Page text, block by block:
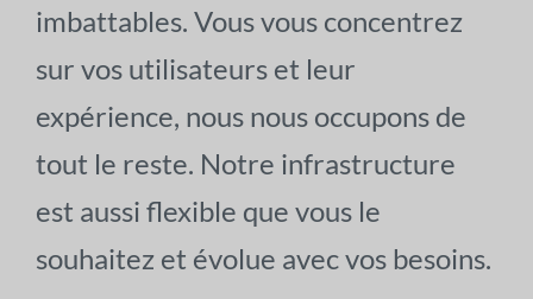
imbattables. Vous vous concentrez
sur vos utilisateurs et leur
expérience, nous nous occupons de
tout le reste. Notre infrastructure
est aussi flexible que vous le
souhaitez et évolue avec vos besoins.